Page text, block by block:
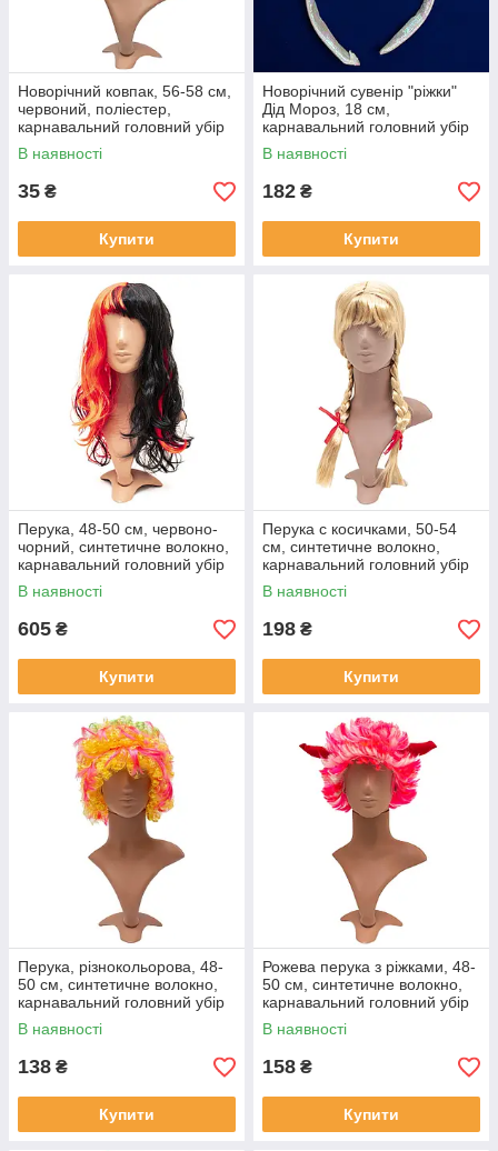
Новорічний ковпак, 56-58 см,
червоний, поліестер,
карнавальний головний убір
для вечірок (471386)
В наявності
35 ₴
Купити
Новорічний сувенір "ріжки"
Дід Мороз, 18 см,
карнавальний головний убір
для вечірок (180622-1)
В наявності
182 ₴
Купити
Перука, 48-50 см, червоно-
чорний, синтетичне волокно,
карнавальний головний убір
для вечірок (461851)
В наявності
605 ₴
Купити
Перука с косичками, 50-54
см, синтетичне волокно,
карнавальний головний убір
для вечірок (460748)
В наявності
198 ₴
Купити
Перука, різнокольорова, 48-
50 см, синтетичне волокно,
карнавальний головний убір
для вечірок (461028)
В наявності
138 ₴
Купити
Рожева перука з ріжками, 48-
50 см, синтетичне волокно,
карнавальний головний убір
для вечірок (460731)
В наявності
158 ₴
Купити